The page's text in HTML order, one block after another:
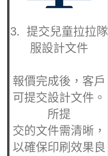
3. 提交兒童拉拉隊
服設計文件
報價完成後，客戶
可提交設計文件。
所提
交的文件需清晰，
以確保印刷效果良